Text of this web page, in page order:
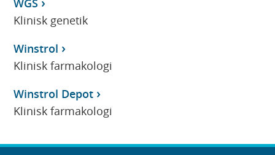
WGS
Klinisk genetik
Winstrol
Klinisk farmakologi
Winstrol Depot
Klinisk farmakologi